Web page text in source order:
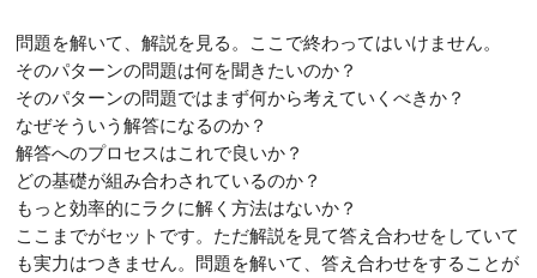
問題を解いて、解説を見る。ここで終わってはいけません。
そのパターンの問題は何を聞きたいのか？
そのパターンの問題ではまず何から考えていくべきか？
なぜそういう解答になるのか？
解答へのプロセスはこれで良いか？
どの基礎が組み合わされているのか？
もっと効率的にラクに解く方法はないか？
ここまでがセットです。ただ解説を見て答え合わせをしていて
も実力はつきません。問題を解いて、答え合わせをすることが